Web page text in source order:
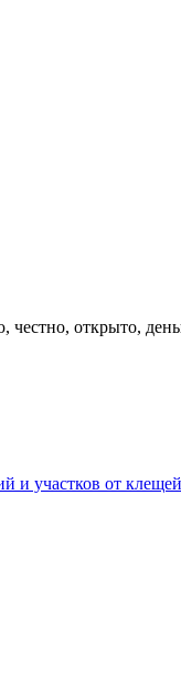
открыто,
и участков от